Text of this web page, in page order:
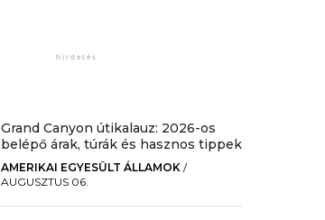
Grand Canyon útikalauz: 2026-os
belépő árak, túrák és hasznos tippek
AMERIKAI EGYESÜLT ÁLLAMOK /
AUGUSZTUS 06.